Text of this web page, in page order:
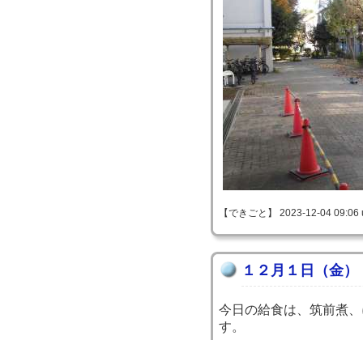
【できごと】 2023-12-04
１２月１日（金）
今日の給食は、筑前煮
す。